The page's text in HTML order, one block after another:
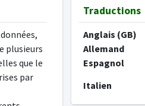
plusieurs
que le
par
Traductions
Anglais (GB)
Allemand
Espagnol
Italien